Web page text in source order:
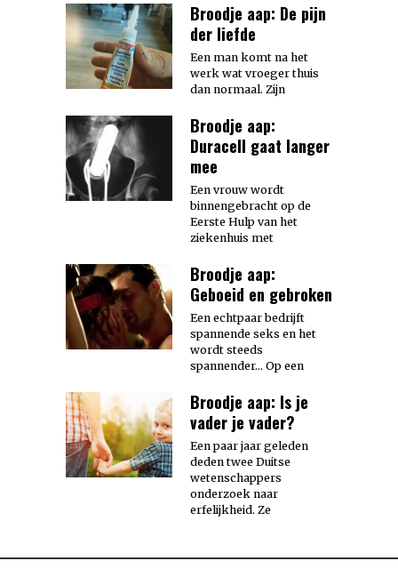
Broodje aap: De pijn
der liefde
Een man komt na het
werk wat vroeger thuis
dan normaal. Zijn
Broodje aap:
Duracell gaat langer
mee
Een vrouw wordt
binnengebracht op de
Eerste Hulp van het
ziekenhuis met
Broodje aap:
Geboeid en gebroken
Een echtpaar bedrijft
spannende seks en het
wordt steeds
spannender… Op een
Broodje aap: Is je
vader je vader?
Een paar jaar geleden
deden twee Duitse
wetenschappers
onderzoek naar
erfelijkheid. Ze